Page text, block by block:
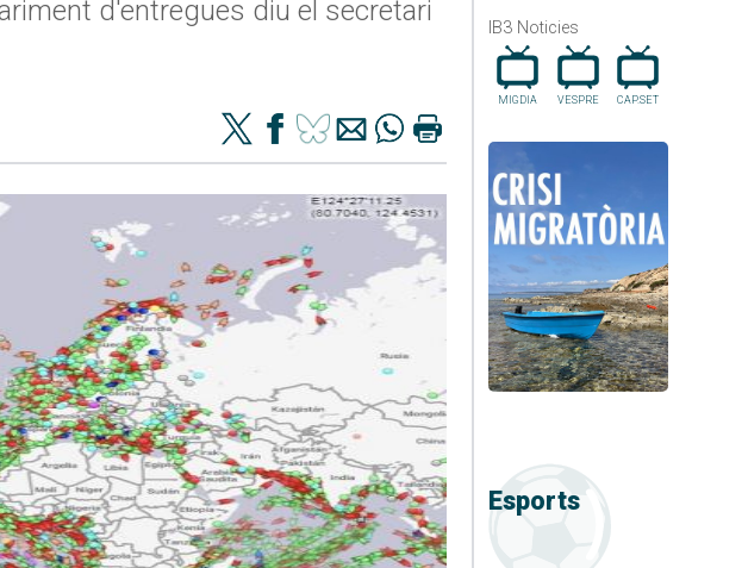
IB3 Noticies
MIGDIA VESPRE CAP.SET
Esports
d'entregues diu el secretari